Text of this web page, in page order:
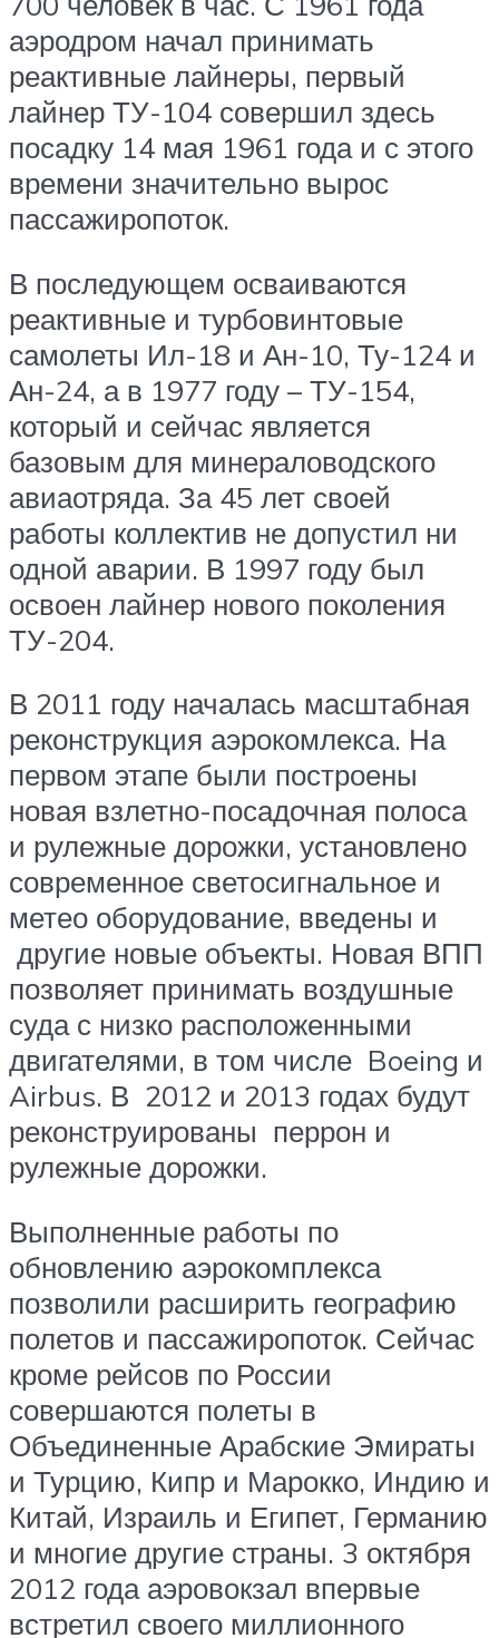
аэродром начал принимать
реактивные лайнеры, первый
лайнер ТУ-104 совершил здесь
посадку 14 мая 1961 года и с этого
времени значительно вырос
пассажиропоток.
В последующем осваиваются
реактивные и турбовинтовые
самолеты Ил-18 и Ан-10, Ту-124 и
Ан-24, а в 1977 году – ТУ-154,
который и сейчас является
базовым для минераловодского
авиаотряда. За 45 лет своей
работы коллектив не допустил ни
одной аварии. В 1997 году был
освоен лайнер нового поколения
ТУ-204.
В 2011 году началась масштабная
реконструкция аэрокомлекса. На
первом этапе были построены
новая взлетно-посадочная полоса
и рулежные дорожки, установлено
современное светосигнальное и
метео оборудование, введены и
другие новые объекты. Новая ВПП
позволяет принимать воздушные
суда с низко расположенными
двигателями, в том числе Boeing и
Airbus. В 2012 и 2013 годах будут
реконструированы перрон и
рулежные дорожки.
Выполненные работы по
обновлению аэрокомплекса
позволили расширить географию
полетов и пассажиропоток. Сейчас
кроме рейсов по России
совершаются полеты в
Объединенные Арабские Эмираты
и Турцию, Кипр и Марокко, Индию и
Китай, Израиль и Египет, Германию
и многие другие страны. 3 октября
2012 года аэровокзал впервые
встретил своего миллионного